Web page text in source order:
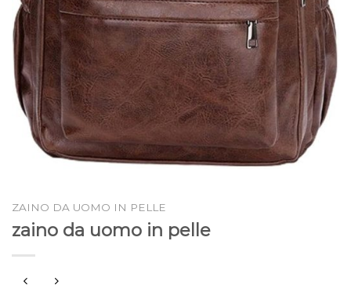
ZAINO DA UOMO IN PELLE
zaino da uomo in pelle